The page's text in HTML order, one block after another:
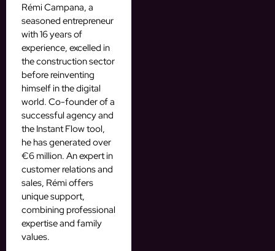
Rémi Campana, a
seasoned entrepreneur
with 16 years of
experience, excelled in
the construction sector
before reinventing
himself in the digital
world. Co-founder of a
successful agency and
the Instant Flow tool,
he has generated over
€6 million. An expert in
customer relations and
sales, Rémi offers
unique support,
combining professional
expertise and family
values.